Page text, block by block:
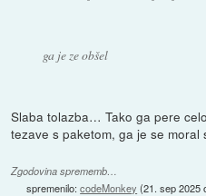
ga je ze obšel
Slaba tolazba… Tako ga pere
tezave s paketom, ga je se moral
Zgodovina sprememb…
spremenilo:codeMonkey (21. sep 2025